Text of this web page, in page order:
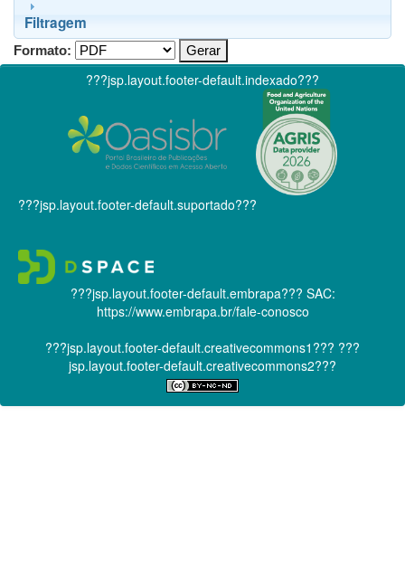
Filtragem
Formato:
???jsp.layout.footer-default.indexado???
???jsp.layout.footer-default.suportado???
???jsp.layout.footer-default.embrapa??? SAC:
https://www.embrapa.br/fale-conosco
???jsp.layout.footer-default.creativecommons1??? ???
jsp.layout.footer-default.creativecommons2???